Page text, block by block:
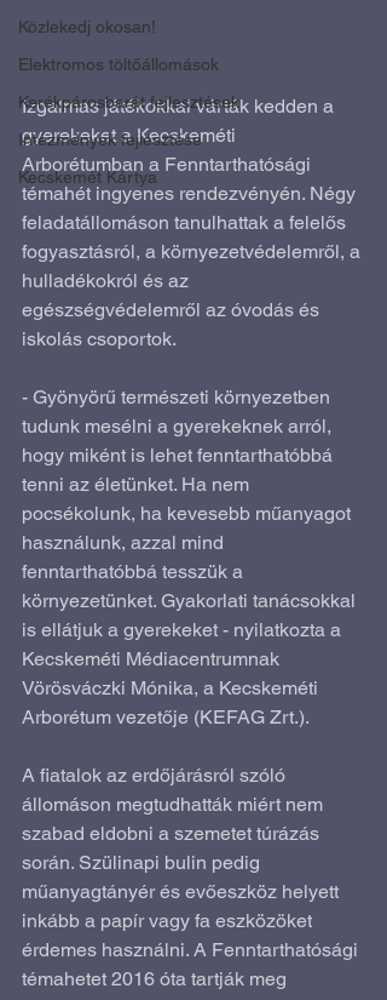
Közlekedj okosan!
Elektromos töltőállomások
Kerékpárosbarát fejlesztések
Intézmények fejlesztése
Kecskemét Kártya
Izgalmas játékokkal várták kedden a
gyerekeket a Kecskeméti
Arborétumban a Fenntarthatósági
témahét ingyenes rendezvényén. Négy
feladatállomáson tanulhattak a felelős
fogyasztásról, a környezetvédelemről, a
hulladékokról és az
egészségvédelemről az óvodás és
iskolás csoportok.
- Gyönyörű természeti környezetben
tudunk mesélni a gyerekeknek arról,
hogy miként is lehet fenntarthatóbbá
tenni az életünket. Ha nem
pocsékolunk, ha kevesebb műanyagot
használunk, azzal mind
fenntarthatóbbá tesszük a
környezetünket. Gyakorlati tanácsokkal
is ellátjuk a gyerekeket - nyilatkozta a
Kecskeméti Médiacentrumnak
Vörösváczki Mónika, a Kecskeméti
Arborétum vezetője (KEFAG Zrt.).
A fiatalok az erdőjárásról szóló
állomáson megtudhatták miért nem
szabad eldobni a szemetet túrázás
során. Szülinapi bulin pedig
műanyagtányér és evőeszköz helyett
inkább a papír vagy fa eszközöket
érdemes használni. A Fenntarthatósági
témahetet 2016 óta tartják meg